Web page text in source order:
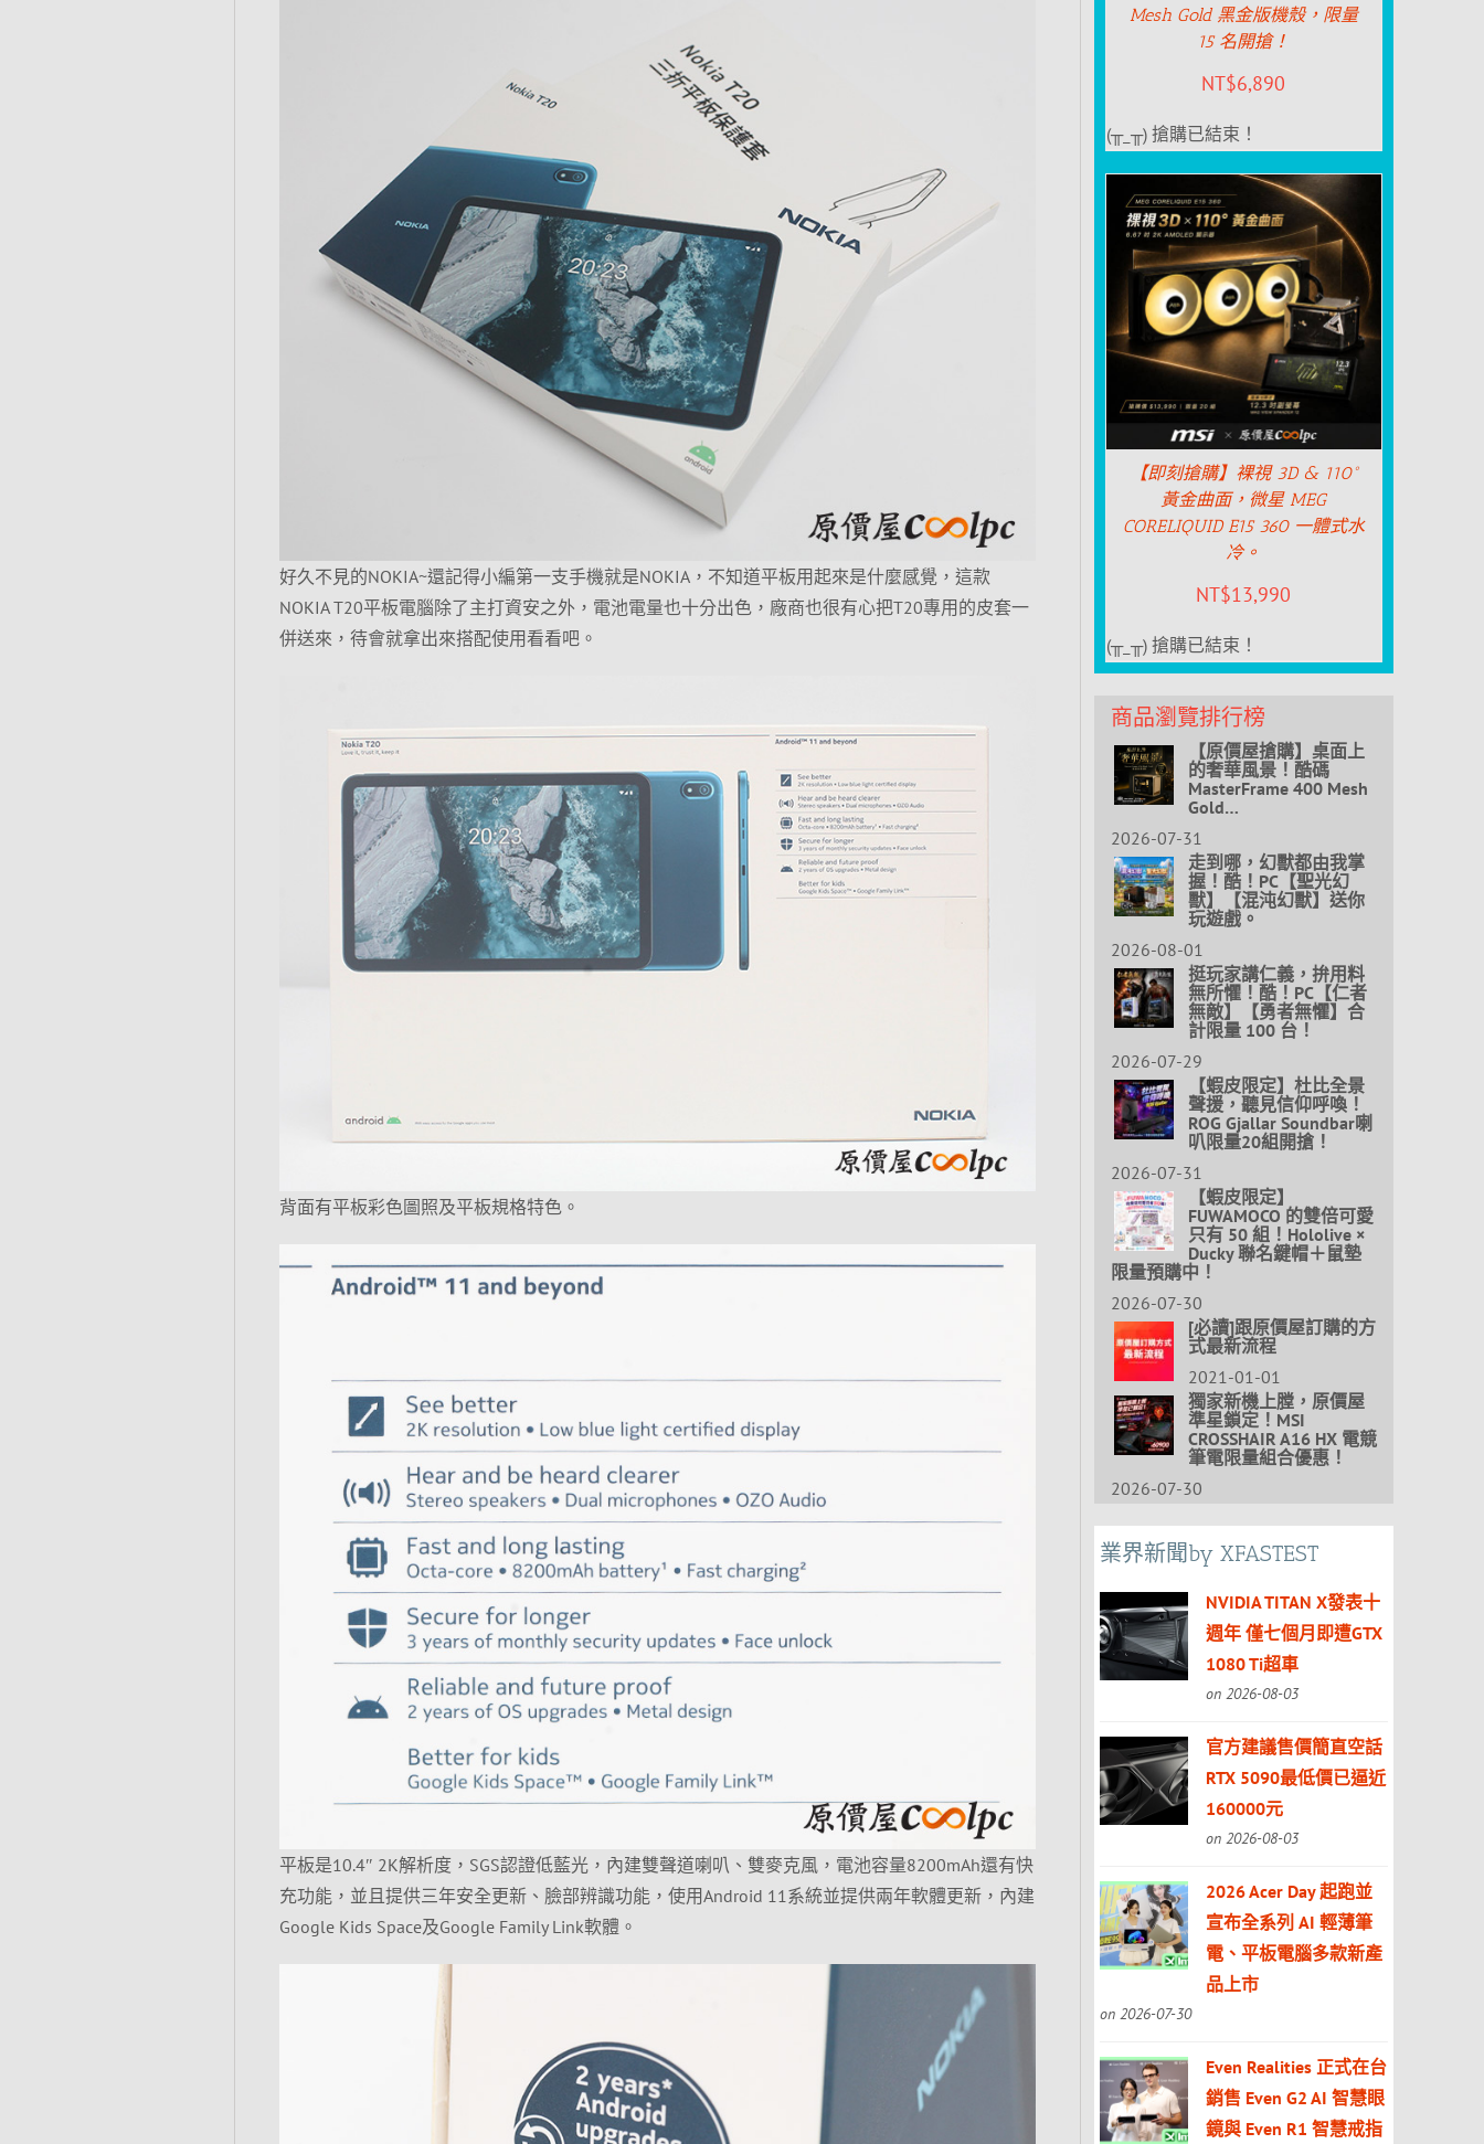
好久不見的NOKIA~還記得小編第一支手機就是NOKIA，不知道平板用起來是什麼感覺，這款
NOKIA T20平板電腦除了主打資安之外，電池電量也十分出色，廠商也很有心把T20專用的皮套一
併送來，待會就拿出來搭配使用看看吧。
背面有平板彩色圖照及平板規格特色。
平板是10.4″ 2K解析度，SGS認證低藍光，內建雙聲道喇叭、雙麥克風，電池容量8200mAh還有快
充功能，並且提供三年安全更新、臉部辨識功能，使用Android 11系統並提供兩年軟體更新，內建
Google Kids Space及Google Family Link軟體。
Mesh Gold 黑金版機殼，限量
15 名開搶！
NT$6,890
(╥_╥) 搶購已結束！
【即刻搶購】裸視 3D & 110°
黃金曲面，微星 MEG
CORELIQUID E15 360 一體式水
冷。
NT$13,990
(╥_╥) 搶購已結束！
商品瀏覽排行榜
【原價屋搶購】桌面上
的奢華風景！酷碼
MasterFrame 400 Mesh
Gold…
2026-07-31
走到哪，幻獸都由我掌
握！酷！PC【聖光幻
獸】【混沌幻獸】送你
玩遊戲。
2026-08-01
挺玩家講仁義，拚用料
無所懼！酷！PC【仁者
無敵】【勇者無懼】合
計限量 100 台！
2026-07-29
【蝦皮限定】杜比全景
聲援，聽見信仰呼喚！
ROG Gjallar Soundbar喇
叭限量20組開搶！
2026-07-31
【蝦皮限定】
FUWAMOCO 的雙倍可愛
只有 50 組！Hololive ×
Ducky 聯名鍵帽＋鼠墊
限量預購中！
2026-07-30
[必讀]跟原價屋訂購的方
式最新流程
2021-01-01
獨家新機上膛，原價屋
準星鎖定！MSI
CROSSHAIR A16 HX 電競
筆電限量組合優惠！
2026-07-30
業界新聞by XFASTEST
NVIDIA TITAN X發表十
週年 僅七個月即遭GTX
1080 Ti超車
on 2026-08-03
官方建議售價簡直空話
RTX 5090最低價已逼近
160000元
on 2026-08-03
2026 Acer Day 起跑並
宣布全系列 AI 輕薄筆
電、平板電腦多款新產
品上市
on 2026-07-30
Even Realities 正式在台
銷售 Even G2 AI 智慧眼
鏡與 Even R1 智慧戒指